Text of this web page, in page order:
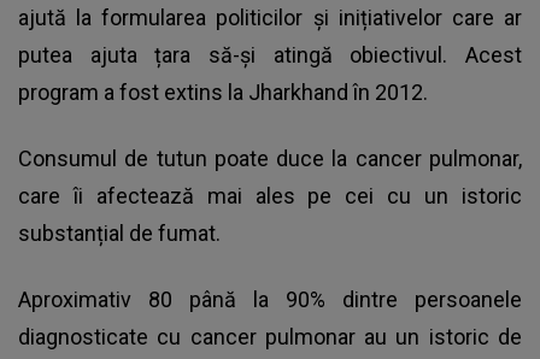
ajută la formularea politicilor și inițiativelor care ar
putea ajuta țara să-și atingă obiectivul. Acest
program a fost extins la Jharkhand în 2012.
Consumul de tutun poate duce la cancer pulmonar,
care îi afectează mai ales pe cei cu un istoric
substanțial de fumat.
Aproximativ 80 până la 90% dintre persoanele
diagnosticate cu cancer pulmonar au un istoric de